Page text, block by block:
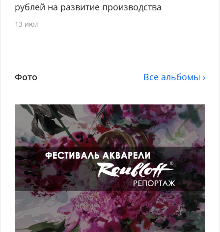
рублей на развитие производства
13 июл
Фото Все альбомы ›